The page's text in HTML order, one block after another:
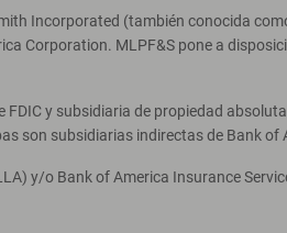
Incorporated (también conocida
Corporation. MLPF&S pone a
y subsidiaria de propiedad
son subsidiarias indirectas de Bank of
y/o Bank of America Insurance